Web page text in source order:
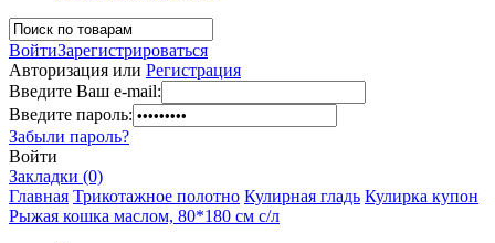
ВойтиЗарегистрироваться
Авторизация или Регистрация
Введите Ваш e-mail:
Введите пароль:
Забыли пароль?
Войти
Закладки (0)
Главная Трикотажное полотно Кулирная гладь Кулирка купон
Рыжая кошка маслом, 80*180 см с/л